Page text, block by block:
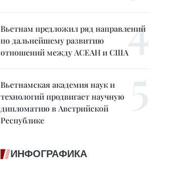
Вьетнам предложил ряд направлений
по дальнейшему развитию
отношений между АСЕАН и США
Вьетнамская академия наук и
технологий продвигает научную
дипломатию в Австрийской
Республике
ИНФОГРАФИКА